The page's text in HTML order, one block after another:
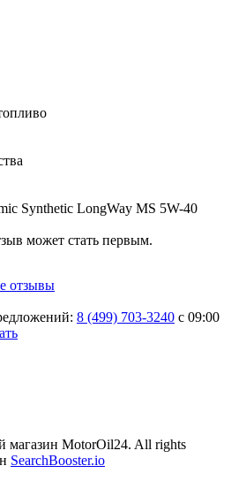
Synthetic LongWay MS 5W-40
может стать первым.
отзывы
8 (499) 703-3240 с 09:00
MotorOil24. All rights
SearchBooster.io